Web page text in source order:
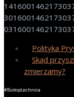
Polityka
Skąd
zmierzamy?
#BiotopLechnica